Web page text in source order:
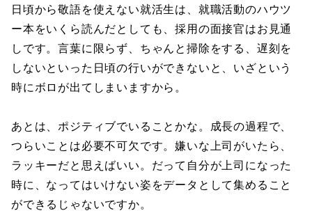
日頃から敬語を使えない就活生は、就職活動のハウツ
ー本をいくら読んだとしても、採用の面接官はお見通
しです。言葉に限らず、ちゃんと掃除をする、遅刻を
しないといった日頃の行いができないと、いざという
時にボロが出てしまいますから。
あとは、ポジティブでいることかな。成長の過程で、
つらいことは必要不可欠です。嫌いな上司がいたら、
ラッキーだと思えばいい。だって自分が上司になった
時に、なってはいけない姿をデータとして集めること
ができるじゃないですか。